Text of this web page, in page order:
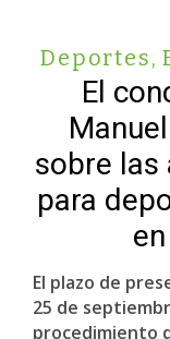
Deportes,
El
sobre las
para
El plazo de
25 de
procedimiento